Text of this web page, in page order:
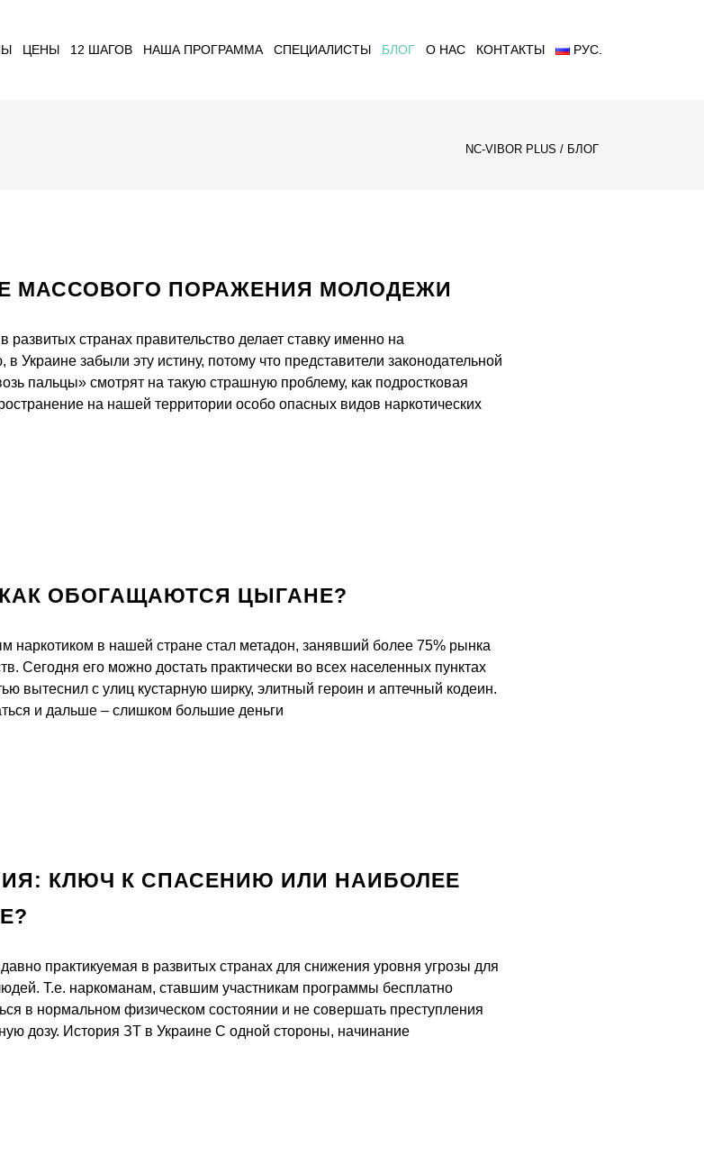
ЦЕНЫ 12 ШАГОВ НАША ПРОГРАММА СПЕЦИАЛИСТЫ БЛОГ О НАС КОНТАКТЫ РУС.
NC-VIBOR PLUS / БЛОГ
МАССОВОГО ПОРАЖЕНИЯ МОЛОДЕЖИ
странах правительство делает ставку именно на
забыли эту истину, потому что представители законодательной
пальцы» смотрят на такую страшную проблему, как подростковая
на нашей территории особо опасных видов наркотических
ОБОГАЩАЮТСЯ ЦЫГАНЕ?
наркотиком в нашей стране стал метадон, занявший более 75% рынка
Сегодня его можно достать практически во всех населенных пунктах
вытеснил с улиц кустарную ширку, элитный героин и аптечный кодеин.
и дальше – слишком большие деньги
КЛЮЧ К СПАСЕНИЮ ИЛИ НАИБОЛЕЕ
практикуемая в развитых странах для снижения уровня угрозы для
Т.е. наркоманам, ставшим участникам программы бесплатно
в нормальном физическом состоянии и не совершать преступления
дозу. История ЗТ в Украине С одной стороны, начинание